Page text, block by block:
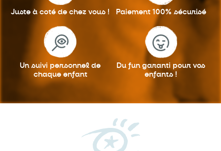
Juste à coté de chez vous ! Paiement 100% sécurisé
Un suivi personnel de
chaque enfant
Du fun garanti pour vos
enfants !